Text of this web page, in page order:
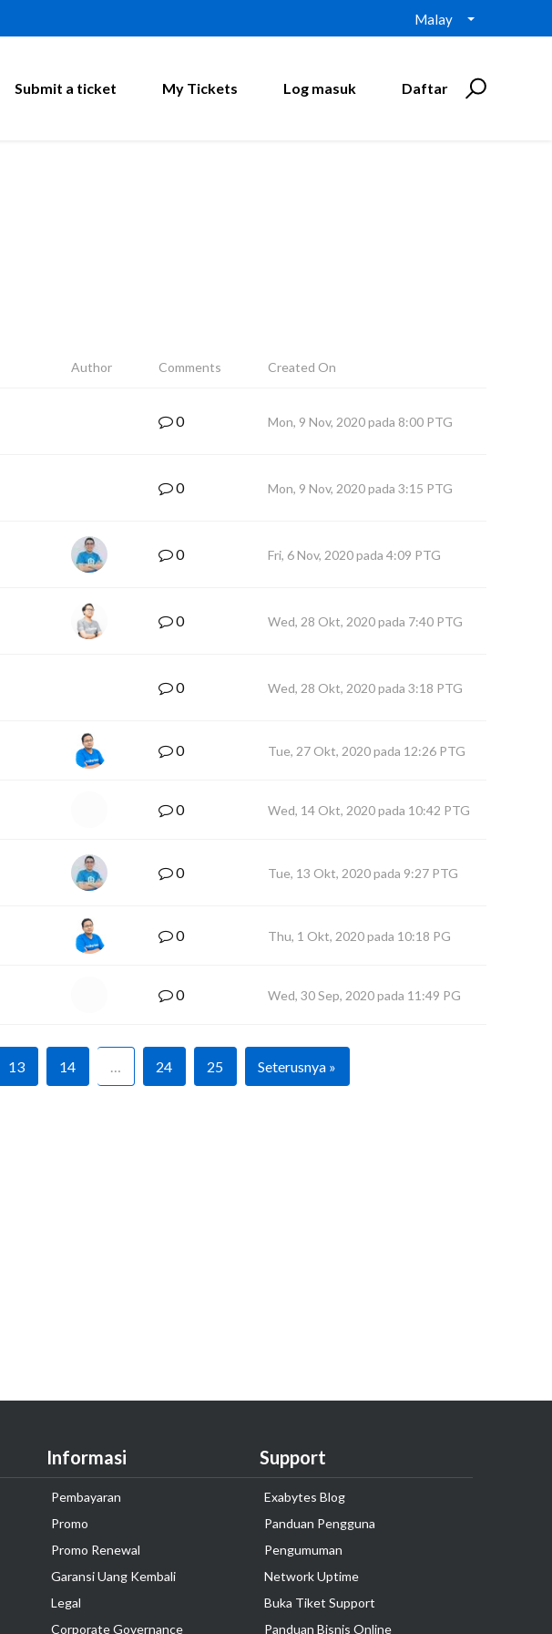
Malay
Submit a ticket My Tickets Log masuk Daftar
Author Comments Created On
0 Mon, 9 Nov, 2020 pada 8:00 PTG
0 Mon, 9 Nov, 2020 pada 3:15 PTG
0 Fri, 6 Nov, 2020 pada 4:09 PTG
0 Wed, 28 Okt, 2020 pada 7:40 PTG
0 Wed, 28 Okt, 2020 pada 3:18 PTG
0 Tue, 27 Okt, 2020 pada 12:26 PTG
0 Wed, 14 Okt, 2020 pada 10:42 PTG
0 Tue, 13 Okt, 2020 pada 9:27 PTG
0 Thu, 1 Okt, 2020 pada 10:18 PG
0 Wed, 30 Sep, 2020 pada 11:49 PG
13 14 … 24 25 Seterusnya »
Informasi
Pembayaran
Promo
Promo Renewal
Garansi Uang Kembali
Legal
Corporate Governance
Support
Exabytes Blog
Panduan Pengguna
Pengumuman
Network Uptime
Buka Tiket Support
Panduan Bisnis Online